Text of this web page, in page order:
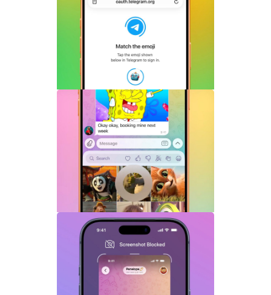
一键登录功能全面解析
Telegram机器人流式响应功能详解：AI回
复实时生成体验升级
Telegram GIF标题功能上线：动态图也能
添加文字说明与表情内容